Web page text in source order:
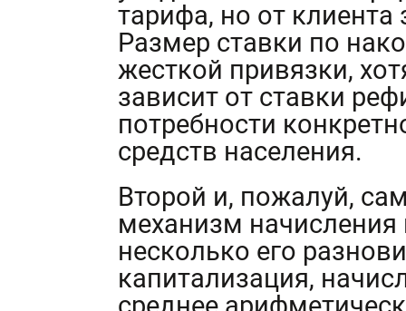
тарифа, но от клиента
Размер ставки по
жесткой привязки,
зависит от ставки
потребности
средств населения.
Второй и, пожалуй,
механизм начисления
несколько его
капитализация,